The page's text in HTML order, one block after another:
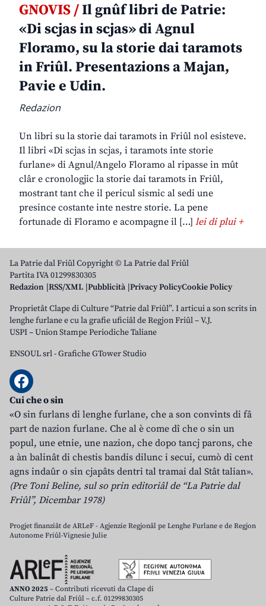
GNOVIS /Il gnûf libri de Patrie:
«Di scjas in scjas» di Agnul
Floramo, su la storie dai taramots
in Friûl. Presentazions a Majan,
Pavie e Udin.
Redazion
Un libri su la storie dai taramots in Friûl nol esisteve.
Il libri «Di scjas in scjas, i taramots inte storie
furlane» di Agnul/Angelo Floramo al ripasse in mût
clâr e cronologjic la storie dai taramots in Friûl,
mostrant tant che il pericul sismic al sedi une
presince costante inte nestre storie. La pene
fortunade di Floramo e acompagne il […] lei di plui +
La Patrie dal Friûl Copyright © La Patrie dal Friûl
Partita IVA 01299830305
Redazion RSS/XML Pubblicità Privacy PolicyCookie Policy
Proprietât Clape di Culture “Patrie dal Friûl”. I articui a son scrits in
lenghe furlane e cu la grafie uficiâl de Regjon Friûl – V.J.
USPI – Union Stampe Periodiche Taliane
ENSOUL srl-Grafiche GTower Studio
Cui che o sin
«O sin furlans di lenghe furlane, che a son convints di fâ
part de nazion furlane. Che al è come dî che o sin un
popul, une etnie, une nazion, che dopo tancj parons, che
a àn balinât di chestis bandis dilunc i secui, cumò di cent
agns indaûr o sin cjapâts dentri tal tramai dal Stât talian».
(Pre Toni Beline, sul so prin editoriâl de “La Patrie dal
Friûl”, Dicembar 1978)
Progjet finanziât de ARLeF - Agjenzie Regjonâl pe Lenghe Furlane e de Regjon
Autonome Friûl-Vignesie Julie
ANNO 2025 – Contributi ricevuti da Clape di
Culture Patrie dal Friûl – c.f. 01299830305